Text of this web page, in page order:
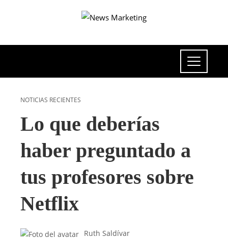
NOTICIAS RECIENTES
Lo que deberías
haber preguntado a
tus profesores sobre
Netflix
Ruth Saldívar